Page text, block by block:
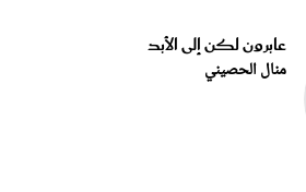
عابرون لكن إلى الأبد
منال الحصيني